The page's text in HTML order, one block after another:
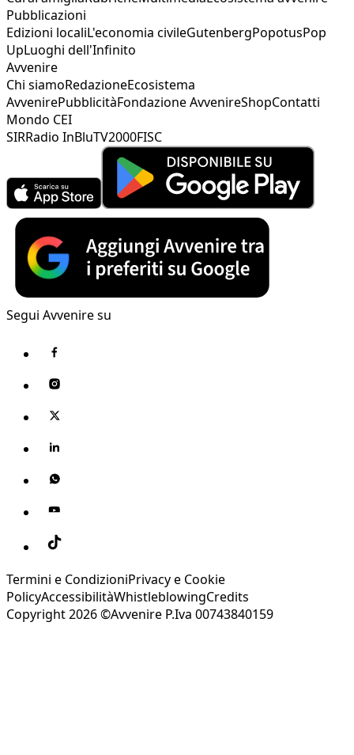
Pubblicazioni
Edizioni localiL'economia civileGutenbergPopotusPop
UpLuoghi dell'Infinito
Avvenire
Chi siamoRedazioneEcosistema
AvvenirePubblicitàFondazione AvvenireShopContatti
Mondo CEI
SIRRadio InBluTV2000FISC
Segui Avvenire su
Termini e CondizioniPrivacy e Cookie
PolicyAccessibilitàWhistleblowingCredits
Copyright 2026 ©Avvenire P.Iva 00743840159